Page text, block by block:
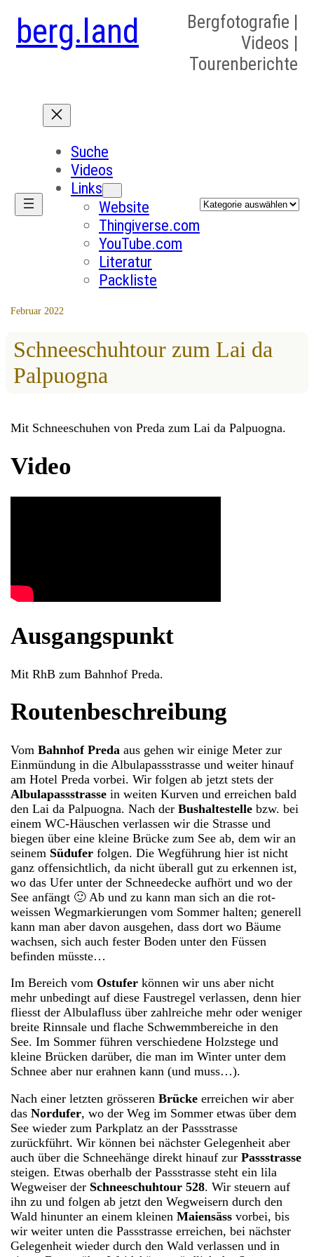
berg.land
Bergfotografie |
Videos |
Tourenberichte
Suche
Videos
Links
Website
Thingiverse.com
YouTube.com
Literatur
Packliste
Kategorien
Februar 2022
Schneeschuhtour zum Lai da
Palpuogna
Mit Schneeschuhen von Preda zum Lai da Palpuogna.
Video
Ausgangspunkt
Mit RhB zum Bahnhof Preda.
Routenbeschreibung
VomBahnhof Preda aus gehen wir einige Meter zur
Einmündung in die Albulapassstrasse und weiter hinauf
am Hotel Preda vorbei. Wir folgen ab jetzt stets der
Albulapassstrasse in weiten Kurven und erreichen bald
den Lai da Palpuogna. Nach derBushaltestelle bzw. bei
einem WC-Häuschen verlassen wir die Strasse und
biegen über eine kleine Brücke zum See ab, dem wir an
seinem Südufer folgen. Die Wegführung hier ist nicht
ganz offensichtlich, da nicht überall gut zu erkennen ist,
wo das Ufer unter der Schneedecke aufhört und wo der
See anfängt 🙂 Ab und zu kann man sich an die rot-
weissen Wegmarkierungen vom Sommer halten; generell
kann man aber davon ausgehen, dass dort wo Bäume
wachsen, sich auch fester Boden unter den Füssen
befinden müsste…
Im Bereich vomOstufer können wir uns aber nicht
mehr unbedingt auf diese Faustregel verlassen, denn hier
fliesst der Albulafluss über zahlreiche mehr oder weniger
breite Rinnsale und flache Schwemmbereiche in den
See. Im Sommer führen verschiedene Holzstege und
kleine Brücken darüber, die man im Winter unter dem
Schnee aber nur erahnen kann (und muss…).
Nach einer letzten grösserenBrücke erreichen wir aber
dasNordufer, wo der Weg im Sommer etwas über dem
See wieder zum Parkplatz an der Passstrasse
zurückführt. Wir können bei nächster Gelegenheit aber
auch über die Schneehänge direkt hinauf zurPassstrasse
steigen. Etwas oberhalb der Passstrasse steht ein lila
Wegweiser der Schneeschuhtour 528. Wir steuern auf
ihn zu und folgen ab jetzt den Wegweisern durch den
Wald hinunter an einem kleinenMaiensäss vorbei, bis
wir weiter unten die Passstrasse erreichen, bei nächster
Gelegenheit wieder durch den Wald verlassen und in